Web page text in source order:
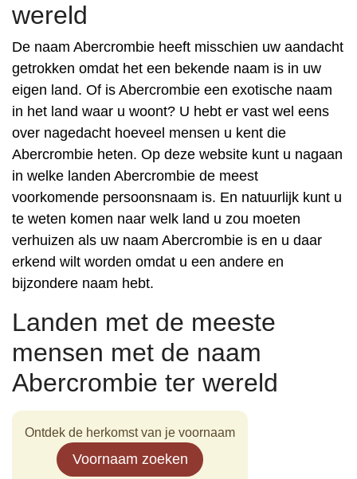
wereld
De naam Abercrombie heeft misschien uw aandacht
getrokken omdat het een bekende naam is in uw
eigen land. Of is Abercrombie een exotische naam
in het land waar u woont? U hebt er vast wel eens
over nagedacht hoeveel mensen u kent die
Abercrombie heten. Op deze website kunt u nagaan
in welke landen Abercrombie de meest
voorkomende persoonsnaam is. En natuurlijk kunt u
te weten komen naar welk land u zou moeten
verhuizen als uw naam Abercrombie is en u daar
erkend wilt worden omdat u een andere en
bijzondere naam hebt.
Landen met de meeste
mensen met de naam
Abercrombie ter wereld
Ontdek de herkomst van je voornaam
Voornaam zoeken